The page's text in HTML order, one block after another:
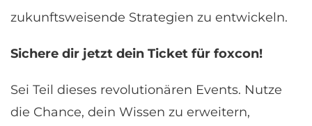
zukunftsweisende Strategien zu entwickeln.
Sichere dir jetzt dein Ticket für foxcon!
Sei Teil dieses revolutionären Events. Nutze
die Chance, dein Wissen zu erweitern,